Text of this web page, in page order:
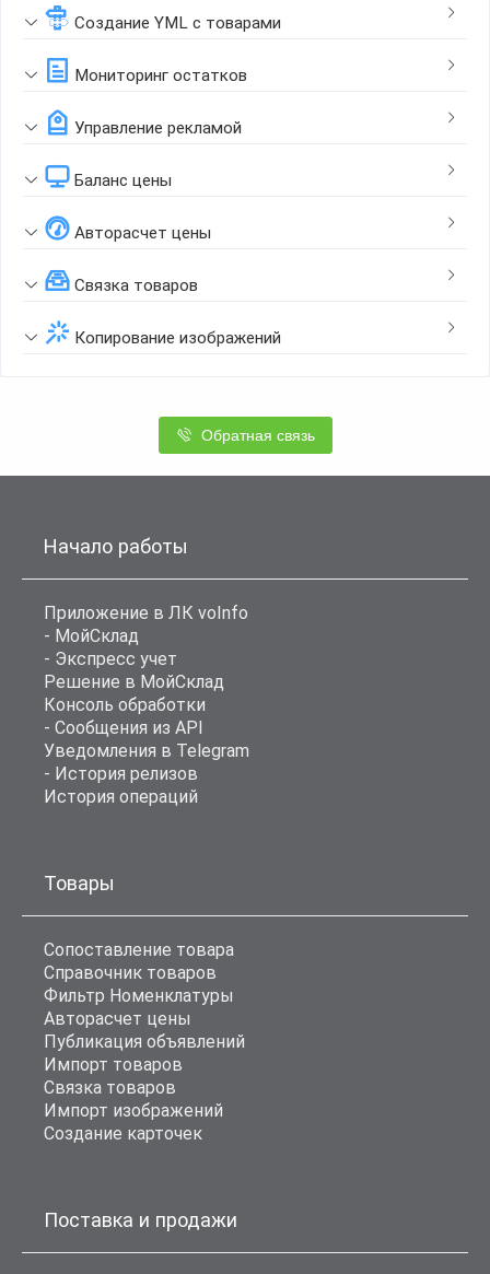
Создание YML с товарами
Мониторинг остатков
Управление рекламой
Баланс цены
Авторасчет цены
Связка товаров
Копирование изображений
Обратная связь
Начало работы
Приложение в ЛК voInfo
- МойСклад
- Экспресс учет
Решение в МойСклад
Консоль обработки
- Сообщения из API
Уведомления в Telegram
- История релизов
История операций
Товары
Сопоставление товара
Справочник товаров
Фильтр Номенклатуры
Авторасчет цены
Публикация объявлений
Импорт товаров
Связка товаров
Импорт изображений
Создание карточек
Поставка и продажи